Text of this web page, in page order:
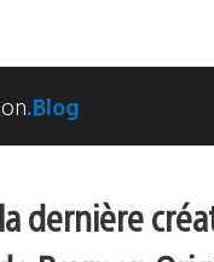
.Blog
dernière